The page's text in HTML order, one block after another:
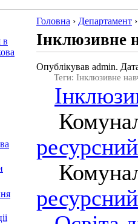
в
Головна › Департамент
Інклюзивне
Опублікував admin.
Теги: Інклюзивне